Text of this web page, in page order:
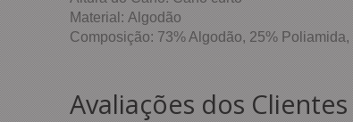
Material: Algodão
Composição: 73% Algodão, 25%
Avaliações dos Clientes